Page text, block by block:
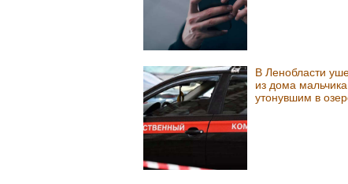
В Ленобласти
из дома
утонувшим в